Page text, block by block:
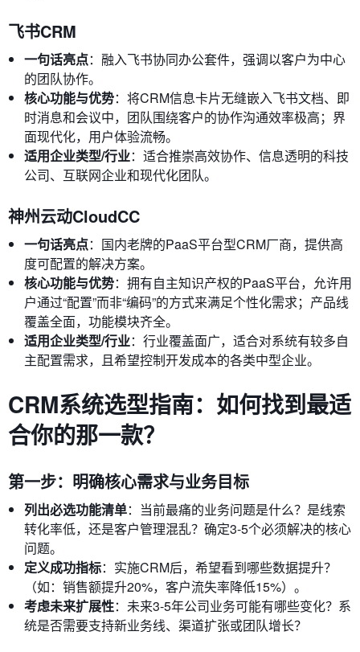
飞书CRM
一句话亮点：融入飞书协同办公套件，强调以客户为中心
的团队协作。
核心功能与优势：将CRM信息卡片无缝嵌入飞书文档、即
时消息和会议中，团队围绕客户的协作沟通效率极高；界
面现代化，用户体验流畅。
适用企业类型/行业：适合推崇高效协作、信息透明的科技
公司、互联网企业和现代化团队。
神州云动CloudCC
一句话亮点：国内老牌的PaaS平台型CRM厂商，提供高
度可配置的解决方案。
核心功能与优势：拥有自主知识产权的PaaS平台，允许用
户通过“配置”而非“编码”的方式来满足个性化需求；产品线
覆盖全面，功能模块齐全。
适用企业类型/行业：行业覆盖面广，适合对系统有较多自
主配置需求，且希望控制开发成本的各类中型企业。
CRM系统选型指南：如何找到最适
合你的那一款？
第一步：明确核心需求与业务目标
列出必选功能清单：当前最痛的业务问题是什么？是线索
转化率低，还是客户管理混乱？确定3-5个必须解决的核心
问题。
定义成功指标：实施CRM后，希望看到哪些数据提升？
（如：销售额提升20%，客户流失率降低15%）。
考虑未来扩展性：未来3-5年公司业务可能有哪些变化？系
统是否需要支持新业务线、渠道扩张或团队增长？